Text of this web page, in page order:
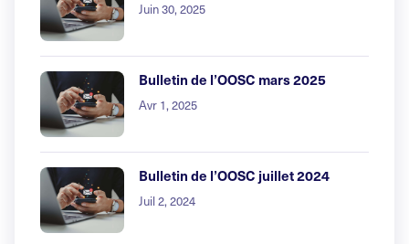
Juin 30, 2025
Bulletin de l’OOSC mars 2025
Avr 1, 2025
Bulletin de l’OOSC juillet 2024
Juil 2, 2024